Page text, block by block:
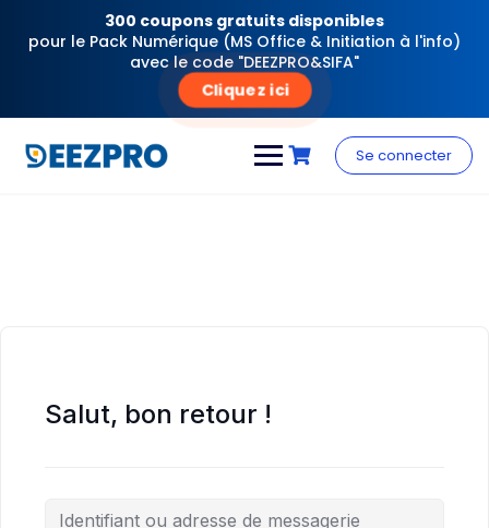
300 coupons gratuits disponibles
pour le Pack Numérique (MS Office & Initiation à l'info)
avec le code "DEEZPRO&SIFA"
Cliquez ici
content
Se connecter
Salut, bon retour !